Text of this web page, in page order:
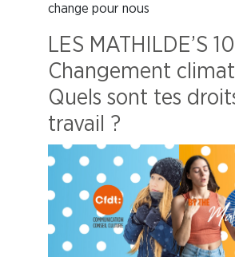
change pour nous
LES MATHILDE’S 10
Changement
Quels sont tes
travail ?